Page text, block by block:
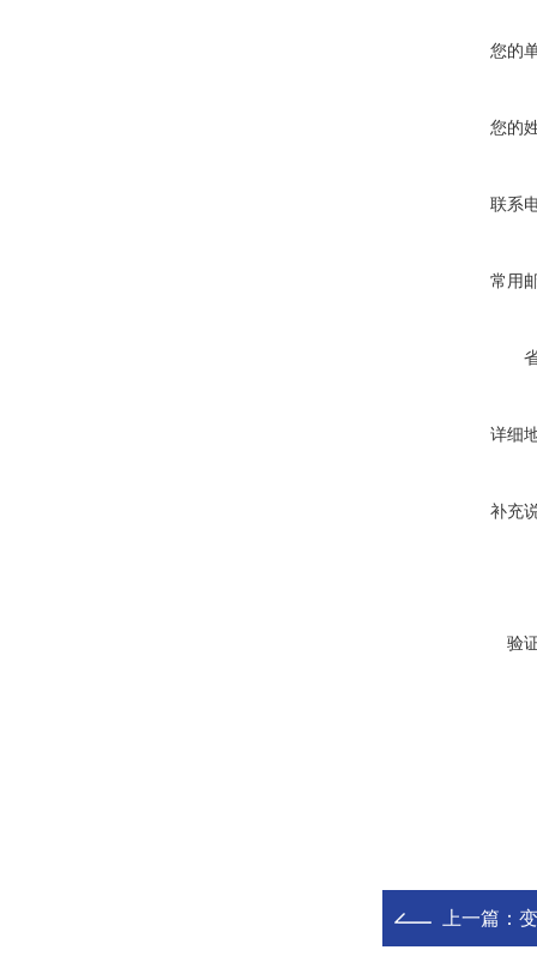
您的
您的
联系
常用
详细
补充
验
上一篇：